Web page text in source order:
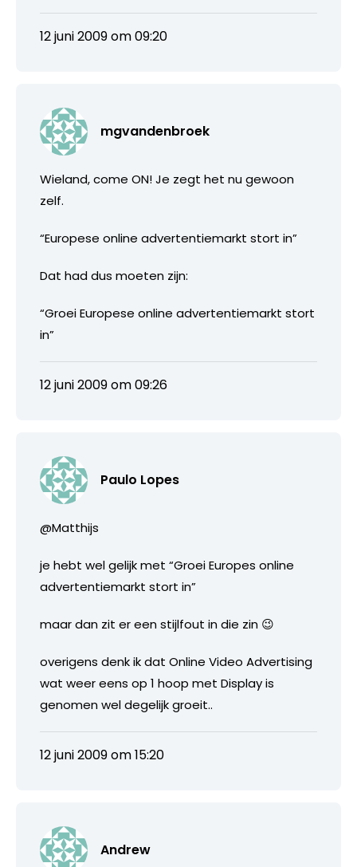
12 juni 2009 om 09:20
mgvandenbroek
Wieland, come ON! Je zegt het nu gewoon
zelf.
“Europese online advertentiemarkt stort in”
Dat had dus moeten zijn:
“Groei Europese online advertentiemarkt stort
in”
12 juni 2009 om 09:26
Paulo Lopes
@Matthijs
je hebt wel gelijk met “Groei Europes online
advertentiemarkt stort in”
maar dan zit er een stijlfout in die zin 😉
overigens denk ik dat Online Video Advertising
wat weer eens op 1 hoop met Display is
genomen wel degelijk groeit..
12 juni 2009 om 15:20
Andrew